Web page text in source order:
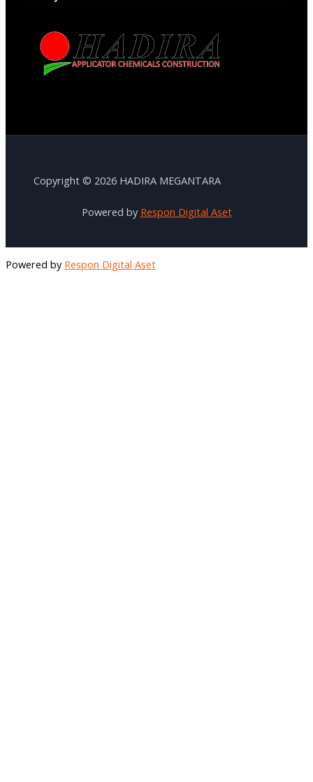
Copyright © 2026 HADIRA MEGANTARA
Powered by Respon Digital Aset
Powered by Respon Digital Aset